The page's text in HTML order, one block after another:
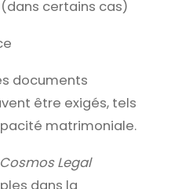
certains cas)
documents
être exigés, tels
matrimoniale.
Legal